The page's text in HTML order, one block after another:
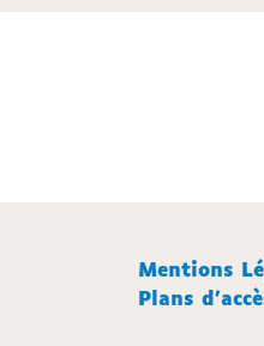
Mentions
Plans